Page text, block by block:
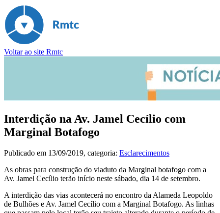
Voltar ao site Rmtc
Interdição na Av. Jamel Cecílio com
Marginal Botafogo
Publicado em 13/09/2019, categoria: Esclarecimentos
As obras para construção do viaduto da Marginal botafogo com a
Av. Jamel Cecílio terão início neste sábado, dia 14 de setembro.
A interdição das vias acontecerá no encontro da Alameda Leopoldo
de Bulhões e Av. Jamel Cecílio com a Marginal Botafogo. As linhas